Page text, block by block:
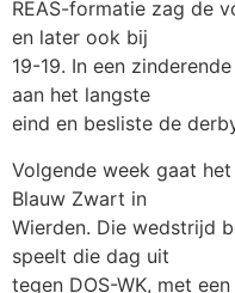
REAS-formatie zag de
en later ook bij
19-19. In een
aan het langste
eind en besliste de
Volgende week gaat
Blauw Zwart in
Wierden. Die wedstrijd
speelt die dag uit
tegen DOS-WK, met